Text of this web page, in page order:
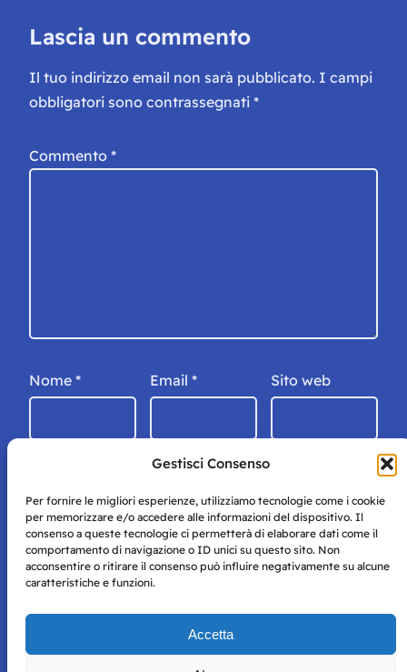
Gestisci Consenso
Per fornire le migliori esperienze, utilizziamo tecnologie come i cookie
per memorizzare e/o accedere alle informazioni del dispositivo. Il
consenso a queste tecnologie ci permetterà di elaborare dati come il
comportamento di navigazione o ID unici su questo sito. Non
acconsentire o ritirare il consenso può influire negativamente su alcune
caratteristiche e funzioni.
Accetta
Lascia un commento
Il tuo indirizzo email non sarà pubblicato. I campi
obbligatori sono contrassegnati *
Commento *
Nome * Email * Sito web
Storie di Napoli è una testata registrata presso il tribunale di